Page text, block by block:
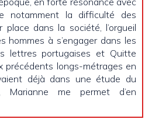
notamment la difficulté des
dans la société, l’orgueil
hommes à s’engager dans les
lettres portugaises et Quitte
précédents longs-métrages en
déjà dans une étude du
Marianne me permet d’en